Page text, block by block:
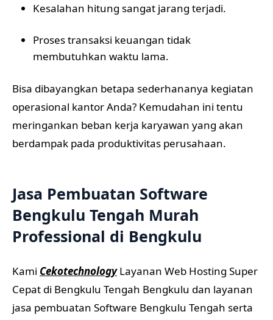
Kesalahan hitung sangat jarang terjadi.
Proses transaksi keuangan tidak
membutuhkan waktu lama.
Bisa dibayangkan betapa sederhananya kegiatan
operasional kantor Anda? Kemudahan ini tentu
meringankan beban kerja karyawan yang akan
berdampak pada produktivitas perusahaan.
Jasa Pembuatan Software
Bengkulu Tengah Murah
Professional di Bengkulu
Kami CekotechnologyLayanan Web Hosting Super
Cepat di Bengkulu Tengah Bengkulu dan layanan
jasa pembuatan Software Bengkulu Tengah serta